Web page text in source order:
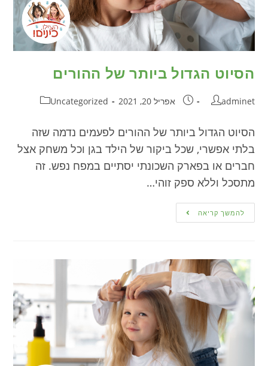
הסיוט הגדול ביותר של ההורים
adminet אפריל 20, 2021 Uncategorized
הסיוט הגדול ביותר של ההורים לפעמים נדמה שזה
בלתי אפשרי, שכל ביקור של הילד בגן וכל משחק אצל
חברים או בפארק השכונתי יסתיים במפח נפש. זה
מתסכל וללא ספק זוהי…
להמשך קריאה